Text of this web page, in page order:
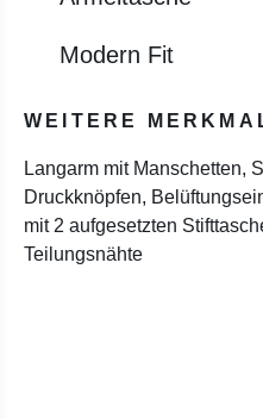
Modern Fit
WEITERE
Langarm mit Manschetten,
Druckknöpfen,
mit 2 aufgesetzten
Teilungsnähte